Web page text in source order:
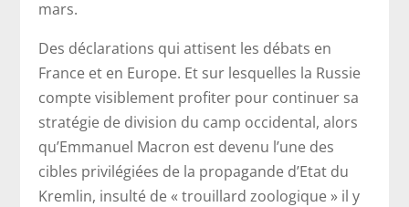
mars.
Des déclarations qui attisent les débats en
France et en Europe. Et sur lesquelles la Russie
compte visiblement profiter pour continuer sa
stratégie de division du camp occidental, alors
qu’Emmanuel Macron est devenu l’une des
cibles privilégiées de la propagande d’Etat du
Kremlin, insulté de « trouillard zoologique » il y